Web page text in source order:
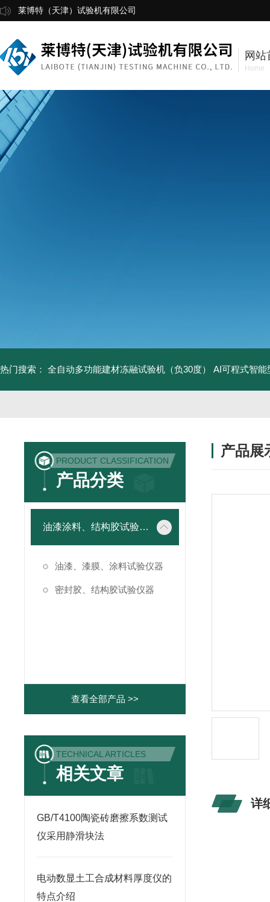
莱博特（天津）试验机有限公司
网站
Home
热门搜索： 全自动多功能建材冻融试验机（负30度） AI可程式智能
PRODUCT CLASSIFICATION
产品分类
油漆涂料、结构胶试验仪器
油漆、漆膜、涂料试验仪器
密封胶、结构胶试验仪器
查看全部产品 >>
TECHNICAL ARTICLES
相关文章
GB/T4100陶瓷砖磨擦系数测试
仪采用静滑块法
电动数显土工合成材料厚度仪的
特点介绍
产品展
详